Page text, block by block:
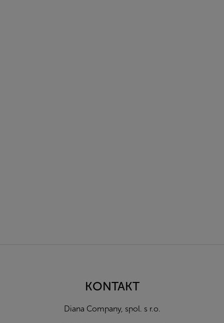
KONTAKT
Diana Company, spol. s r.o.